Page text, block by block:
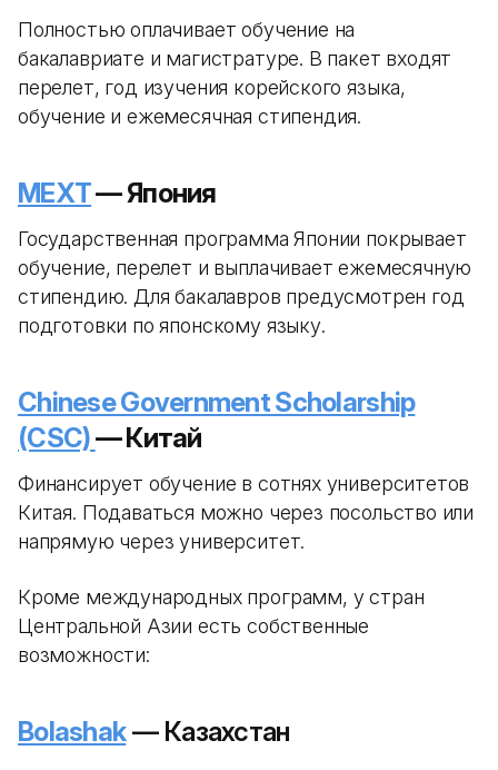
Полностью оплачивает обучение на
бакалавриате и магистратуре. В пакет входят
перелет, год изучения корейского языка,
обучение и ежемесячная стипендия.
MEXT— Япония
Государственная программа Японии покрывает
обучение, перелет и выплачивает ежемесячную
стипендию. Для бакалавров предусмотрен год
подготовки по японскому языку.
Chinese Government Scholarship
(CSC)— Китай
Финансирует обучение в сотнях университетов
Китая. Подаваться можно через посольство или
напрямую через университет.
Кроме международных программ, у стран
Центральной Азии есть собственные
возможности:
Bolashak— Казахстан